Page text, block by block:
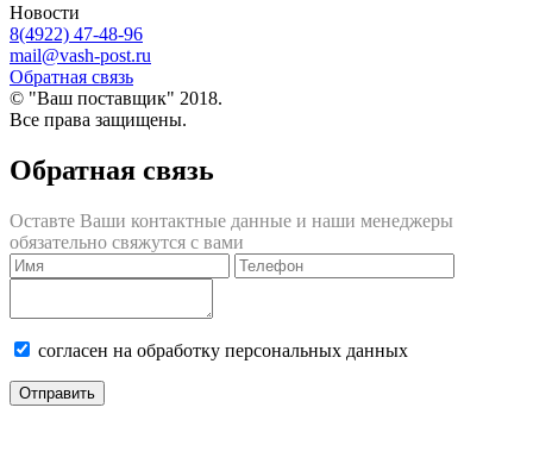
Новости
8(4922) 47-48-96
mail@vash-post.ru
Обратная связь
© "Ваш поставщик" 2018.
Все права защищены.
Обратная связь
Оставте Ваши контактные данные и наши менеджеры
обязательно свяжутся с вами
согласен на обработку персональных данных